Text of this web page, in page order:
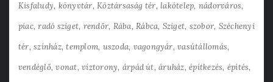
Kisfaludy könyvtár Köztársaság tér lakótelep nádorváros
piac radó sziget rendőr Rába Rábca Sziget szobor Széchenyi
tér színház templom uszoda vagongyár vasútállomás
vendéglő vonat víztorony árpád út áruház építkezés építés